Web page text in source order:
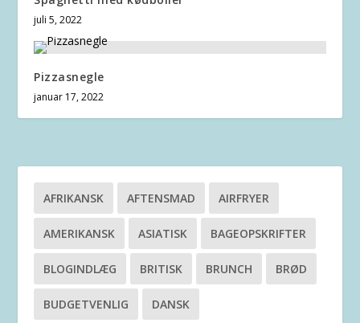
juli 5, 2022
Pizzasnegle
januar 17, 2022
AFRIKANSK AFTENSMAD AIRFRYER
AMERIKANSK ASIATISK BAGEOPSKRIFTER
BLOGINDLÆG BRITISK BRUNCH BRØD
BUDGETVENLIG DANSK